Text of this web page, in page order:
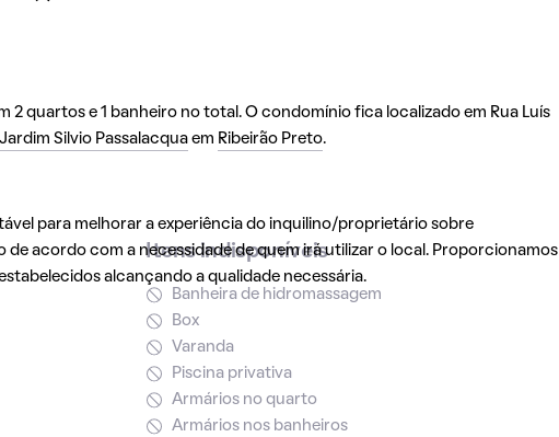
2 quartos e 1 banheiro no total. O condomínio fica localizado em Rua Luís
Jardim Silvio Passalacquaem Ribeirão Preto.
para melhorar a experiência do inquilino/proprietário sobre
acordo com a necessidade de quem irá utilizar o local. Proporcionamos
alcançando a qualidade necessária.
Itens indisponíveis
Banheira de hidromassagem
Box
Varanda
Piscina privativa
Armários no quarto
Armários nos banheiros